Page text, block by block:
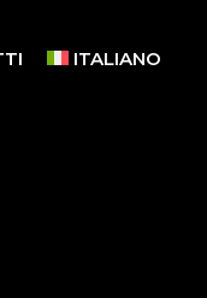
ITALIANO